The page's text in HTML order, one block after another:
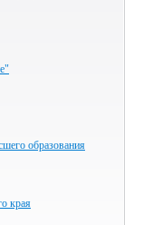
образования
края